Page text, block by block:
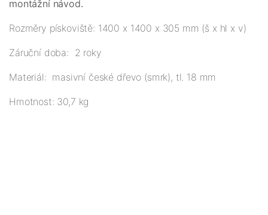
montážní návod.
Rozměry pískoviště: 1400 x 1400 x 305 mm (š x hl x v)
Záruční doba: 2 roky
Materiál: masivní české dřevo (smrk), tl. 18 mm
Hmotnost: 30,7 kg